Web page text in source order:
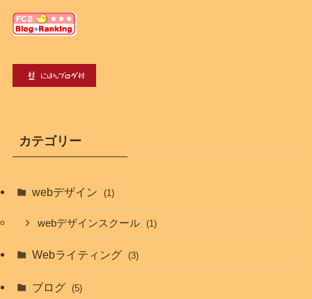
カテゴリー
webデザイン (1)
webデザインスクール (1)
Webライティング (3)
ブログ (5)